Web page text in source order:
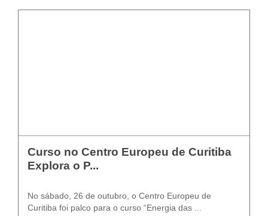
Curso no Centro Europeu de Curitiba
Explora o P...
No sábado, 26 de outubro, o Centro Europeu de
Curitiba foi palco para o curso “Energia das ...